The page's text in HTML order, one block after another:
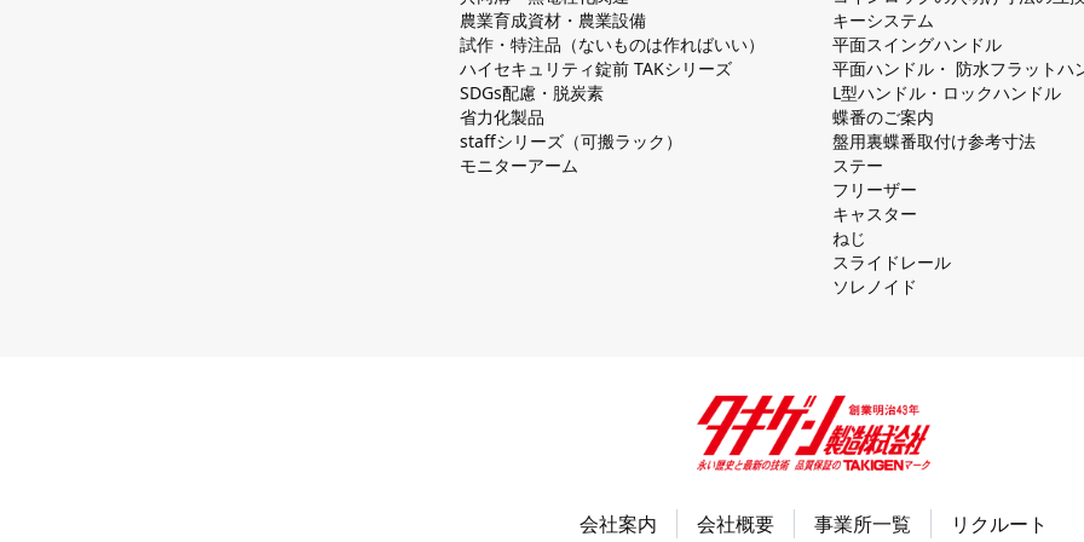
農業育成資材・農業設備
試作・特注品（ないものは作ればいい）
ハイセキュリティ錠前 TAKシリーズ
SDGs配慮・脱炭素
省力化製品
staffシリーズ（可搬ラック）
モニターアーム
キーシステム
平⾯スイングハンドル
平⾯ハンドル・ 防⽔フラットハ
L型ハンドル・ロックハンドル
蝶番のご案内
盤⽤裏蝶番取付け参考⼨法
ステー
フリーザー
キャスター
ねじ
スライドレール
ソレノイド
会社案内 会社概要 事業所一覧 リクルート